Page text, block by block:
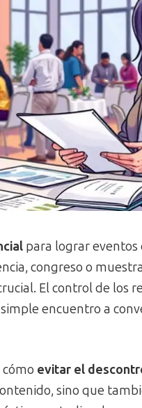
para lograr eventos
congreso o
El control de los
encuentro a
evitar el
sino que